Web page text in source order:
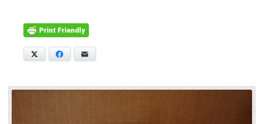
Facebook